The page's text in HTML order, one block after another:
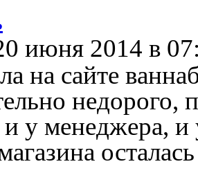
июня 2014 в
на сайте
недорого,
у менеджера,